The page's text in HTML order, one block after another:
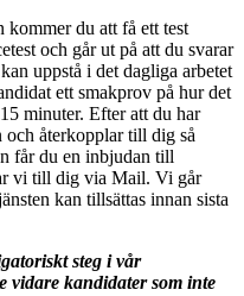
du att få ett test
och går ut på att du svarar
uppstå i det dagliga arbetet
ett smakprov på hur det
minuter. Efter att du har
och återkopplar till dig så
får du en inbjudan till
vi till dig via Mail. Vi går
kan tillsättas innan sista
steg i vår
vidare kandidater som inte